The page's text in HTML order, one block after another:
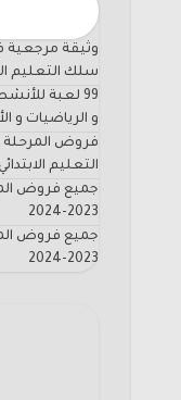
وثيقة مرجعية
سلك التعليم
99 لعبة
و الرياضيات و
فروض المرحلة
التعليم الابتدائي 2023-2024
جميع فروض
2023-2024
جميع فروض
2023-2024